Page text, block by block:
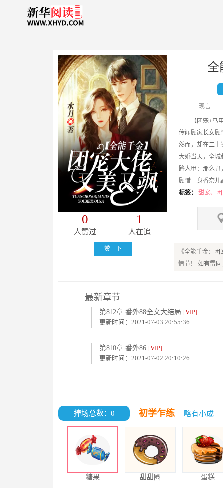
0
人赞过
1
人在追
赞一下
全
现言
【团宠+马
传闻顾家长女顾惜
然而，却在二十
大婚当天，全城
路人甲：那么丑
顾惜一身香奈儿
路人乙：胸大了
标签： 甜宠、
《全能千金：
情节！ 如有雷
最新章节
第812章 番外88全文大结局 [VIP]
更新时间：2021-07-03 20:55:36
第810章 番外86 [VIP]
更新时间：2021-07-02 20:10:26
捧场总数：0 初学乍练 略有小成
糖果 甜甜圈 蛋糕